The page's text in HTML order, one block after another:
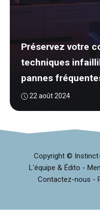
Préservez votre
techniques
pannes
22 août 2024
Copyright ©
L'équipe & Édito -
Contactez-nous -